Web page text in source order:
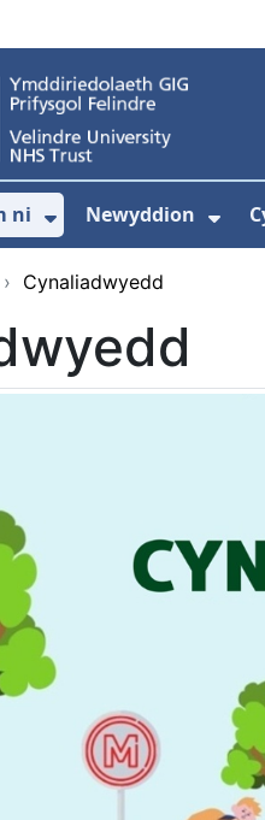
ni
Dangos
Newyddion
› Cynaliadwyedd